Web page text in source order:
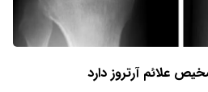
علائم آرتروز دارد